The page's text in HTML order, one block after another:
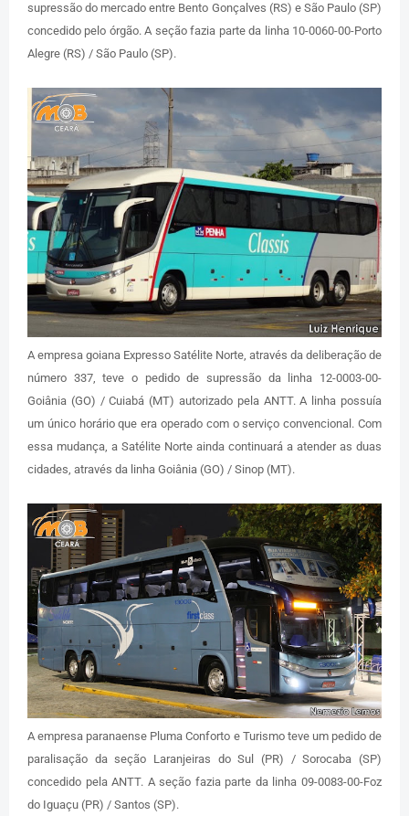
supressão do mercado entre Bento Gonçalves (RS) e São Paulo (SP)
concedido pelo órgão. A seção fazia parte da linha 10-0060-00-Porto
Alegre (RS) / São Paulo (SP).
A empresa goiana Expresso Satélite Norte, através da deliberação de
número 337, teve o pedido de supressão da linha 12-0003-00-
Goiânia (GO) / Cuiabá (MT) autorizado pela ANTT. A linha possuía
um único horário que era operado com o serviço convencional. Com
essa mudança, a Satélite Norte ainda continuará a atender as duas
cidades, através da linha Goiânia (GO) / Sinop (MT).
A empresa paranaense Pluma Conforto e Turismo teve um pedido de
paralisação da seção Laranjeiras do Sul (PR) / Sorocaba (SP)
concedido pela ANTT. A seção fazia parte da linha 09-0083-00-Foz
do Iguaçu (PR) / Santos (SP).